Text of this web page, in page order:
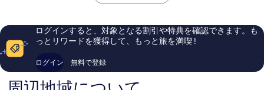
イ・
テ
ル
口
ミ
2,404
ホ
テ
口
コ
ログインすると、対象となる割引や特典を確認できます。も
っとリワードを獲得して、もっと旅を満喫 !
ログイン 無料で登録